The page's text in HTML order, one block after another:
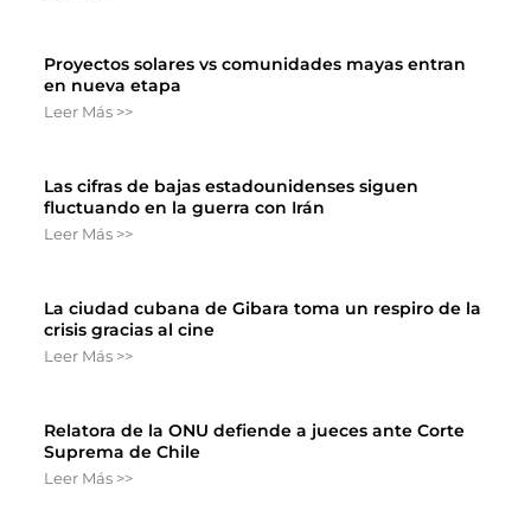
Proyectos solares vs comunidades mayas entran
en nueva etapa
Leer Más >>
Las cifras de bajas estadounidenses siguen
fluctuando en la guerra con Irán
Leer Más >>
La ciudad cubana de Gibara toma un respiro de la
crisis gracias al cine
Leer Más >>
Relatora de la ONU defiende a jueces ante Corte
Suprema de Chile
Leer Más >>